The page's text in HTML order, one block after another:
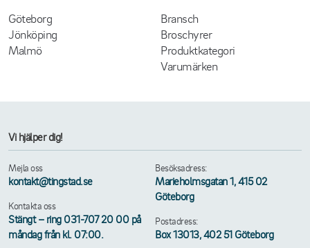
Göteborg
Jönköping
Malmö
Bransch
Broschyrer
Produktkategori
Varumärken
Vi hjälper dig!
Mejla oss
kontakt@tingstad.se
Kontakta oss
Stängt – ring 031-707 20 00 på
måndag från kl. 07:00.
Besöksadress:
Marieholmsgatan 1, 415 02
Göteborg
Postadress:
Box 13013, 402 51 Göteborg